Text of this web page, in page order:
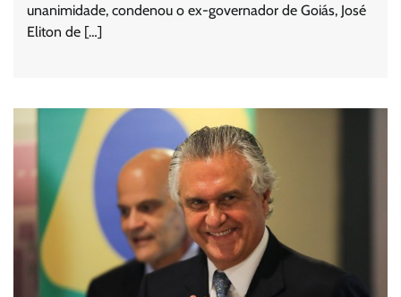
unanimidade, condenou o ex-governador de Goiás, José
Eliton de […]